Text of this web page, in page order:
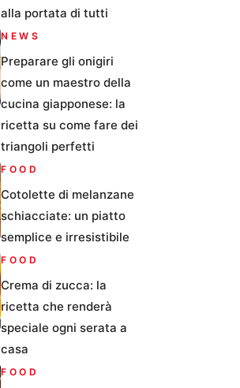
alla portata di tutti
NEWS
Preparare gli onigiri
come un maestro della
cucina giapponese: la
ricetta su come fare dei
triangoli perfetti
FOOD
Cotolette di melanzane
schiacciate: un piatto
semplice e irresistibile
FOOD
Crema di zucca: la
ricetta che renderà
speciale ogni serata a
casa
FOOD